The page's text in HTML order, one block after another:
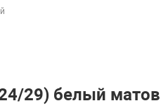
29) белый